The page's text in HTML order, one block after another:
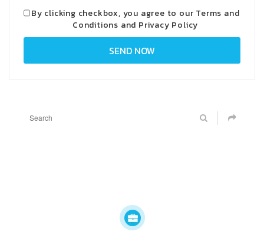
By clicking checkbox, you agree to our Terms and
Conditions and Privacy Policy